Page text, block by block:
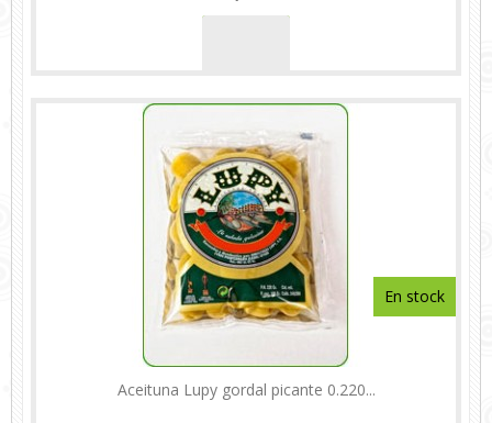
Aceituna Lupy gordal picante 0.220...
En stock